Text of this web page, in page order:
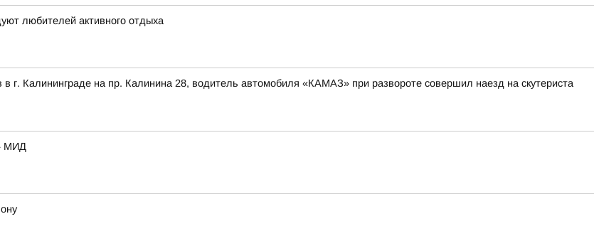
любителей активного отдыха
г. Калининграде на пр. Калинина 28, водитель автомобиля «КАМАЗ» при развороте совершил наезд на скутериста
МИД